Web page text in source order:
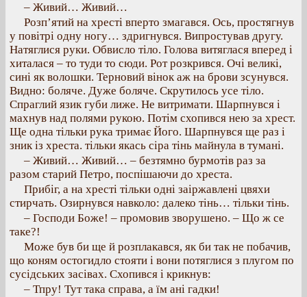
– Живий… Живий…
Розп’ятий на хресті вперто змагався. Ось, простягнув
у повітрі одну ногу… здригнувся. Випростував другу.
Натяглися руки. Обвисло тіло. Голова витяглася вперед і
хиталася – то туди то сюди. Рот розкрився. Очі великі,
сині як волошки. Терновий вінок аж на брови зсунувся.
Видно: боляче. Дуже боляче. Скрутилось усе тіло.
Спраглий язик губи лиже. Не витримати. Шарпнувся і
махнув над полями рукою. Потім схопився нею за хрест.
Ще одна тільки рука тримає Його. Шарпнувся ще раз і
зник із хреста. тільки якась сіра тінь майнула в тумані.
– Живий… Живий… – безтямно бурмотів раз за
разом старий Петро, поспішаючи до хреста.
Прибіг, а на хресті тільки одні заіржавлені цвяхи
стирчать. Озирнувся навколо: далеко тінь… тільки тінь.
– Господи Боже! – промовив зворушено. – Що ж се
таке?!
Може був би ще й розплакався, як би так не побачив,
що коням остогидло стояти і вони потяглися з плугом по
сусідських засівах. Схопився і крикнув:
– Тпру! Тут така справа, а їм ані гадки!